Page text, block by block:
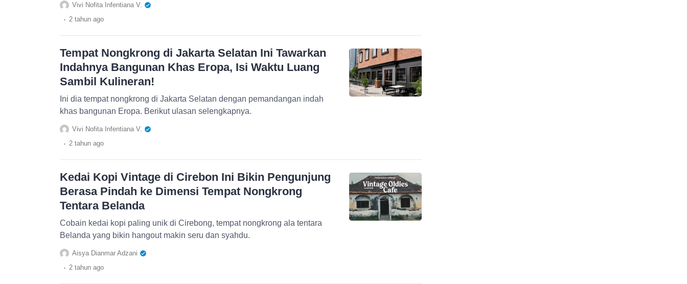
Vivi Nofita Infentiana V.
. 2 tahun ago
Tempat Nongkrong di Jakarta Selatan Ini Tawarkan
Indahnya Bangunan Khas Eropa, Isi Waktu Luang
Sambil Kulineran!
Ini dia tempat nongkrong di Jakarta Selatan dengan pemandangan indah
khas bangunan Eropa. Berikut ulasan selengkapnya.
Vivi Nofita Infentiana V.
. 2 tahun ago
Kedai Kopi Vintage di Cirebon Ini Bikin Pengunjung
Berasa Pindah ke Dimensi Tempat Nongkrong
Tentara Belanda
Cobain kedai kopi paling unik di Cirebong, tempat nongkrong ala tentara
Belanda yang bikin hangout makin seru dan syahdu.
Aisya Dianmar Adzani
. 2 tahun ago